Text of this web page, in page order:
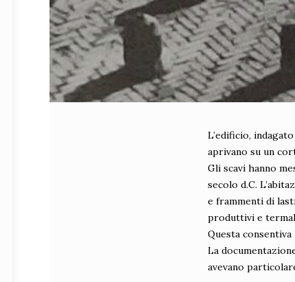
L’edificio,
aprivano su un
Gli scavi hanno
secolo d.C.
e frammenti di
produttivi e
Questa consentiva
La
avevano